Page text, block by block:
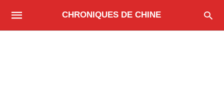
CHRONIQUES DE CHINE